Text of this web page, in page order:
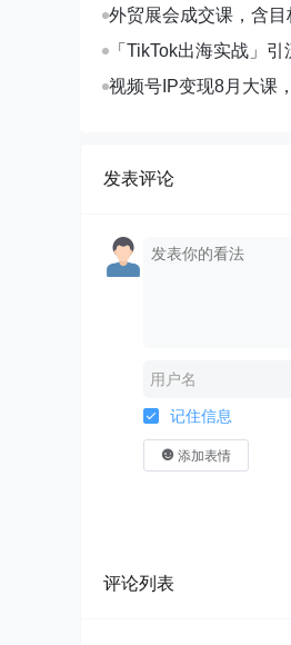
拓与成交核心能力
外贸展会成交课，含
化SOP提升参展ROI
「TikTok出海实战」
现10万+秘籍
视频号IP变现8月大课
发表评论
记住信息
添加表情
评论列表